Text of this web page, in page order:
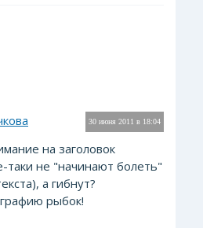
30 июня 2011 в 18:04
на заголовок
таки не "начинают болеть"
а гибнут?
рыбок!